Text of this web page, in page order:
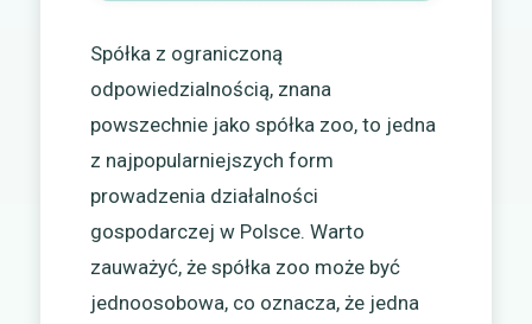
Spółka z ograniczoną
odpowiedzialnością, znana
powszechnie jako spółka zoo, to jedna
z najpopularniejszych form
prowadzenia działalności
gospodarczej w Polsce. Warto
zauważyć, że spółka zoo może być
jednoosobowa, co oznacza, że jedna